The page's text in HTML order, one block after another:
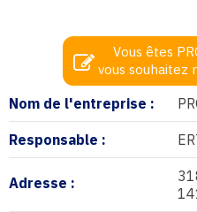
Nom de l'entreprise :
Responsable :
Adresse :
Vous êtes
vous souhaitez